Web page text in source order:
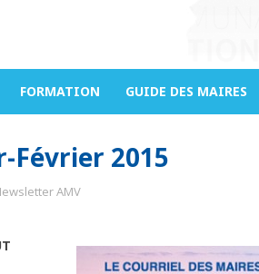
FORMATION GUIDE DES MAIRES
Février 2015
AMV